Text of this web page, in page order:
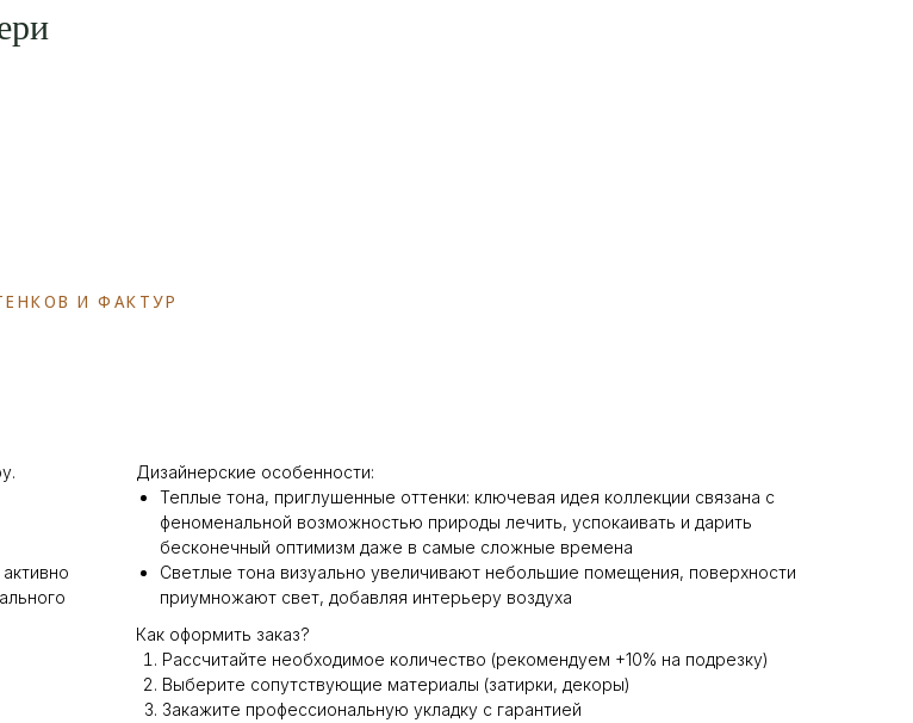
И ФАКТУР
Дизайнерские особенности:
Теплые тона, приглушенные оттенки: ключевая идея коллекции связана с
феноменальной возможностью природы лечить, успокаивать и дарить
бесконечный оптимизм даже в самые сложные времена
Светлые тона визуально увеличивают небольшие помещения, поверхности
приумножают свет, добавляя интерьеру воздуха
Как оформить заказ?
Рассчитайте необходимое количество (рекомендуем +10% на подрезку)
Выберите сопутствующие материалы (затирки, декоры)
Закажите профессиональную укладку с гарантией